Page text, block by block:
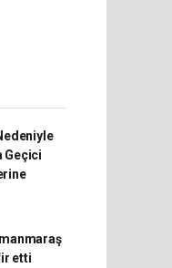
Geçici
etti